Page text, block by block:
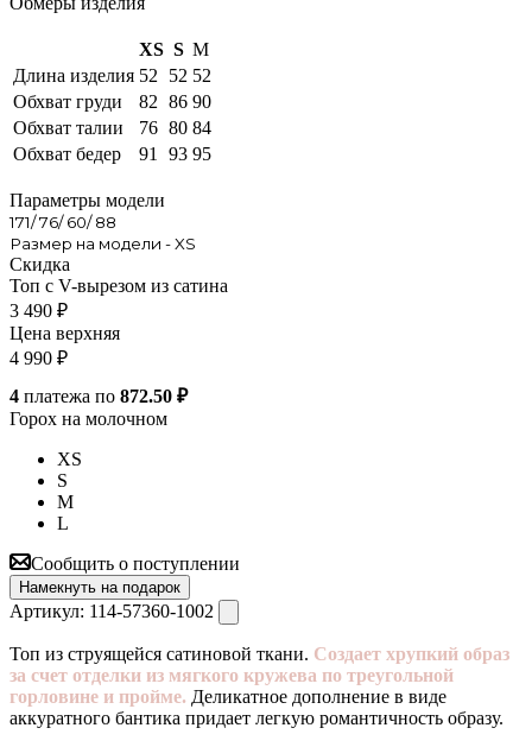
XS S M
Длина изделия 52 52 52
Обхват груди
82 86 90
Обхват талии
76 80 84
Обхват бедер
91 93 95
Параметры модели
171/ 76/ 60/ 88
Размер на модели - XS
Скидка
Топ с V-вырезом из сатина
3 490 ₽
Цена верхняя
4 990 ₽
4 платежа по 872.50 ₽
Горох на молочном
XS
S
M
L
Сообщить о поступлении
Намекнуть на подарок
Артикул: 114-57360-1002
Топ из струящейся сатиновой ткани. Создает хрупкий образ
за счет отделки из мягкого кружева по треугольной
горловине и пройме. Деликатное дополнение в виде
аккуратного бантика придает легкую романтичность образу.